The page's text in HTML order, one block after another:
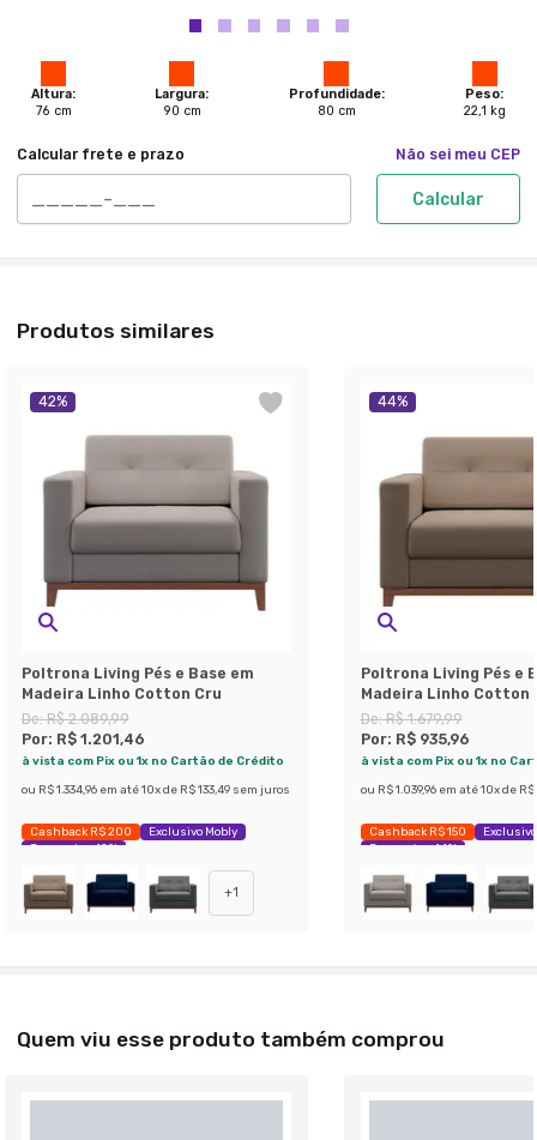
Altura:
76 cm
Largura:
90 cm
Profundidade:
80 cm
Peso:
22,1 kg
Calcular frete e prazo Não sei meu CEP
Calcular
Produtos similares
42%
Poltrona Living Pés e Base em
Madeira Linho Cotton Cru
De:R$ 2.089,99
Por: R$ 1.201,46
à vista com Pix ou 1x no Cartão de Crédito
ou R$ 1.334,96 em até 10x de R$ 133,49 sem juros
Cashback R$ 200
Exclusivo Mobly
Economize 42%
+1
44%
Poltrona Living Pés e
Madeira Linho Cotton
De:R$ 1.679,99
Por: R$ 935,96
à vista com Pix ou 1x no
ou R$ 1.039,96 em até 10x de R$
Cashback R$ 150
Economize 44%
Quem viu esse produto também comprou